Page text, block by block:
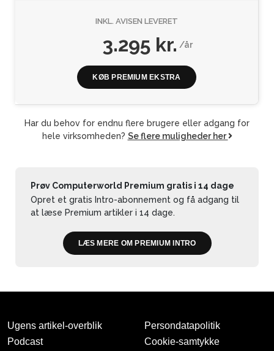
INKL. AVISEN LEVERET
3.295 kr./år
KØB PREMIUM EKSTRA
Har du behov for endnu flere brugere eller adgang for
hele virksomheden? Se flere muligheder her
Prøv Computerworld Premium gratis i 14 dage
Opret et gratis Intro-abonnement og få adgang til
at læse Premium artikler i 14 dage.
LÆS MERE OM PREMIUM INTRO
Ugens artikel-overblik
Podcast
Persondatapolitik
Cookie-samtykke